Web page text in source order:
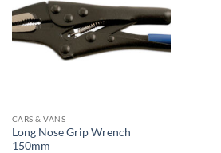
CARS & VANS
Long Nose Grip Wrench
150mm